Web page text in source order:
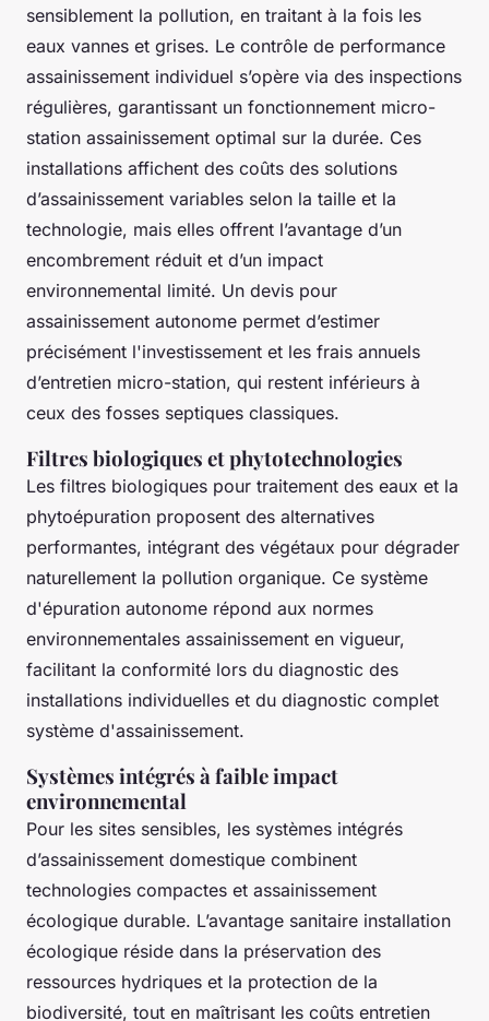
sensiblement la pollution, en traitant à la fois les
eaux vannes et grises. Le contrôle de performance
assainissement individuel s’opère via des inspections
régulières, garantissant un fonctionnement micro-
station assainissement optimal sur la durée. Ces
installations affichent des coûts des solutions
d’assainissement variables selon la taille et la
technologie, mais elles offrent l’avantage d’un
encombrement réduit et d’un impact
environnemental limité. Un devis pour
assainissement autonome permet d’estimer
précisément l'investissement et les frais annuels
d’entretien micro-station, qui restent inférieurs à
ceux des fosses septiques classiques.
Filtres biologiques et phytotechnologies
Les filtres biologiques pour traitement des eaux et la
phytoépuration proposent des alternatives
performantes, intégrant des végétaux pour dégrader
naturellement la pollution organique. Ce système
d'épuration autonome répond aux normes
environnementales assainissement en vigueur,
facilitant la conformité lors du diagnostic des
installations individuelles et du diagnostic complet
système d'assainissement.
Systèmes intégrés à faible impact
environnemental
Pour les sites sensibles, les systèmes intégrés
d’assainissement domestique combinent
technologies compactes et assainissement
écologique durable. L’avantage sanitaire installation
écologique réside dans la préservation des
ressources hydriques et la protection de la
biodiversité, tout en maîtrisant les coûts entretien